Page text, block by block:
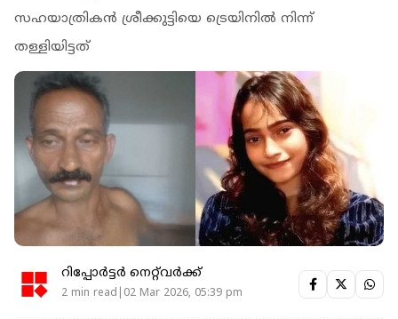
സഹയാത്രികൻ ശ്രീക്കുട്ടിയെ ട്രെയിനിൽ നിന്ന്
തള്ളിയിട്ടത്
റിപ്പോർട്ടർ നെറ്റ്‌വര്‍ക്ക്‌
2 min read|02 Mar 2026, 05:39 pm